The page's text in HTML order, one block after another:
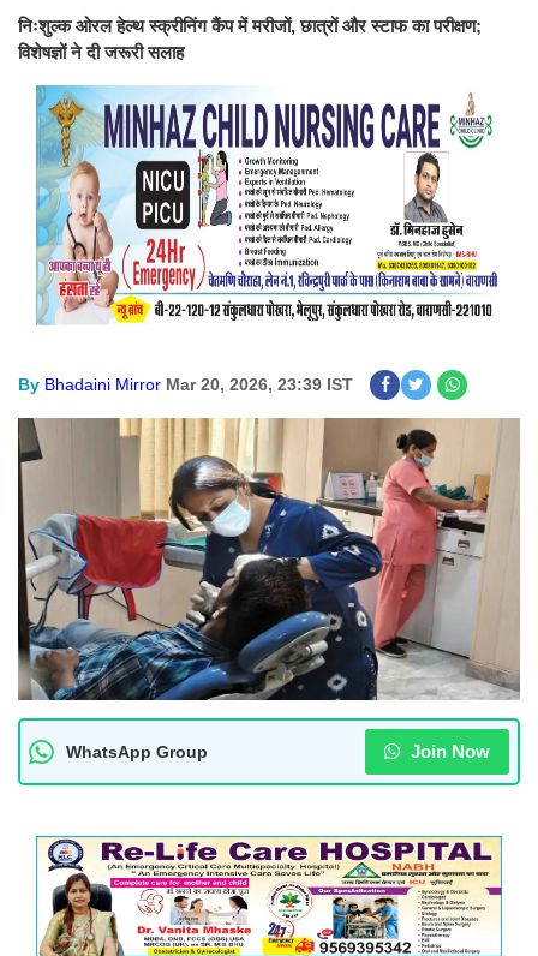
निःशुल्क ओरल हेल्थ स्क्रीनिंग कैंप में मरीजों, छात्रों और स्टाफ का परीक्षण;
विशेषज्ञों ने दी जरूरी सलाह
By Bhadaini Mirror Mar 20, 2026, 23:39 IST
WhatsApp Group Join Now